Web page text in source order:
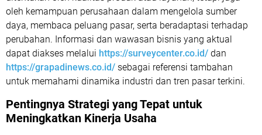
oleh kemampuan perusahaan dalam mengelola sumber
daya, membaca peluang pasar, serta beradaptasi terhadap
perubahan. Informasi dan wawasan bisnis yang aktual
dapat diakses melalui https://surveycenter.co.id/ dan
https://grapadinews.co.id/ sebagai referensi tambahan
untuk memahami dinamika industri dan tren pasar terkini.
Pentingnya Strategi yang Tepat untuk
Meningkatkan Kinerja Usaha